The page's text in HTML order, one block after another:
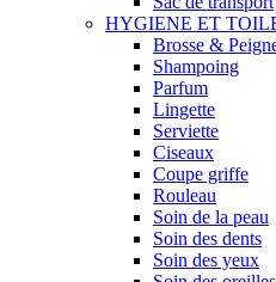
HYGIENE ET
Brosse &
Shampoing
Parfum
Lingette
Serviette
Ciseaux
Coupe griffe
Rouleau
Soin de la peau
Soin des dents
Soin des yeux